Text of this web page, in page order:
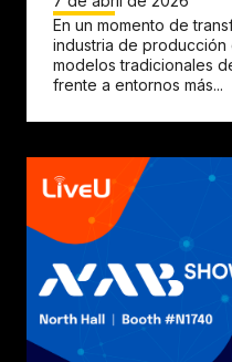
En un momento de
industria de
modelos tradicionales
frente a entornos más...